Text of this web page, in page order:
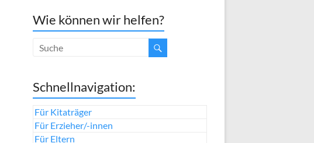
Wie können wir helfen?
Schnellnavigation:
Für Kitaträger
Für Erzieher/-innen
Für Eltern